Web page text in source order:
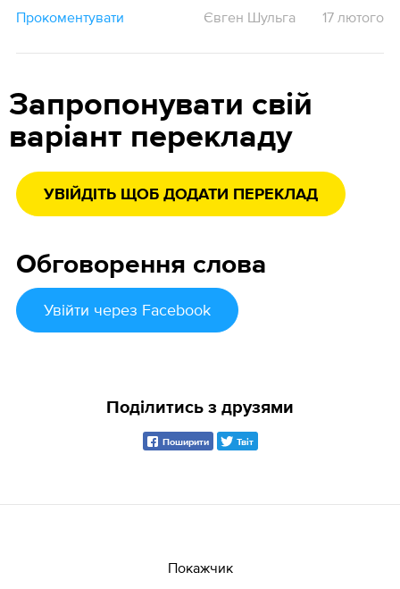
Прокоментувати
Євген Шульга 17 лютого
Запропонувати свій
варіант перекладу
УВІЙДІТЬ ЩОБ ДОДАТИ ПЕРЕКЛАД
Обговорення слова
Увійти через Facebook
Поділитись з друзями
Поширити Твіт
Покажчик